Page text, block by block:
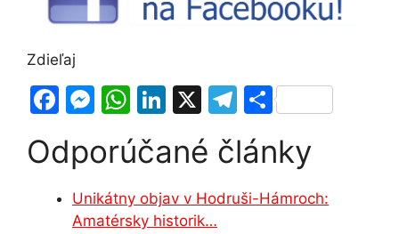
Zdieľaj
F
c
e
b
M
s
s
e
W
at
A
Li
k
dI
X
T
e
gr
a
S
ar
e
Odporúčané články
Unikátny objav v Hodruši-Hámroch:
Amatérsky historik…